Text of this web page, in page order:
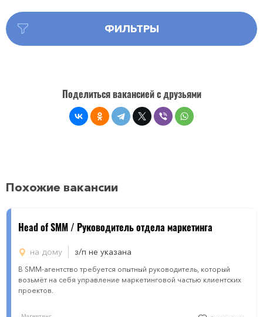
ФИЛЬТРЫ
Поделиться вакансией с друзьями
Похожие вакансии
Head of SMM / Руководитель отдела маркетинга
на дому з/п не указана
В SMM-агентство требуется опытный руководитель, который
возьмёт на себя управление маркетинговой частью клиентских
проектов.